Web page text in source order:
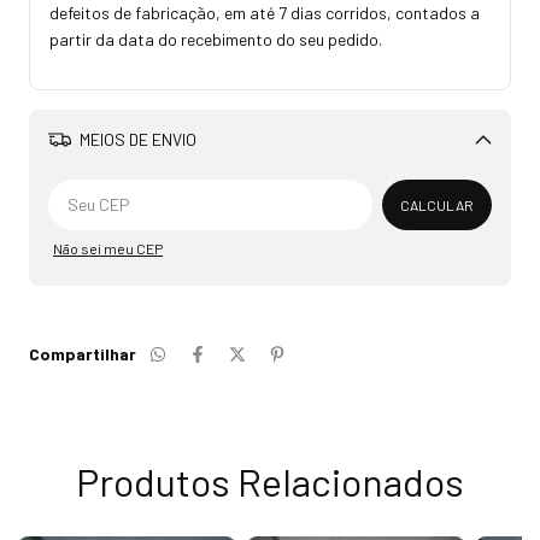
defeitos de fabricação, em até 7 dias corridos, contados a
partir da data do recebimento do seu pedido.
MEIOS DE ENVIO
Alterar CEP
CALCULAR
Não sei meu CEP
Compartilhar
Produtos Relacionados